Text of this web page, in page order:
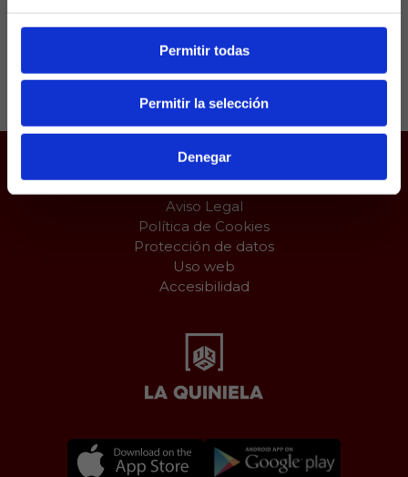
Permitir todas
Permitir la selección
Denegar
Compartir:
Juego responsable
Aviso Legal
Política de Cookies
Protección de datos
Uso web
Accesibilidad